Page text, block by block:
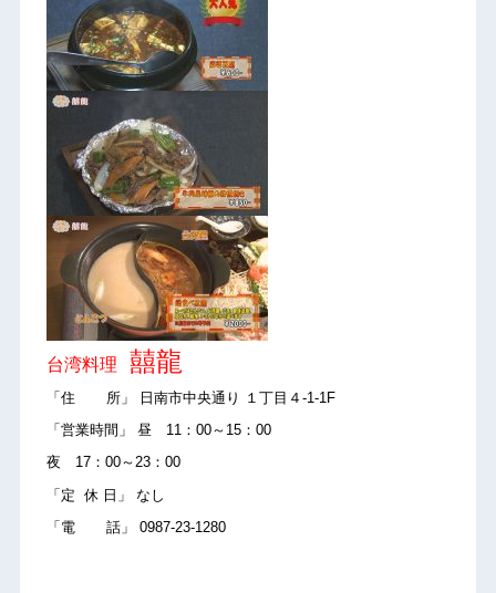
台湾料理 囍龍
「住 所」 日南市中央通り １丁目４-1-1F
「営業時間」 昼 11：00～15：00
夜 17：00～23：00
「定 休 日」 なし
「電 話」 0987-23-1280